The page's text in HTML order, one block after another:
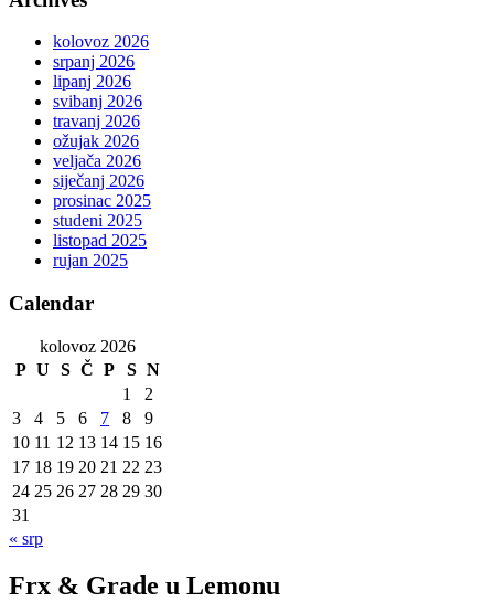
kolovoz 2026
srpanj 2026
lipanj 2026
svibanj 2026
travanj 2026
ožujak 2026
veljača 2026
siječanj 2026
prosinac 2025
studeni 2025
listopad 2025
rujan 2025
Calendar
kolovoz 2026
P U S Č P S N
1
2
3
4 5 6 7 8
9
10 11 12 13 14 15 16
17 18 19 20 21 22 23
24 25 26 27 28 29 30
31
« srp
Frx & Grade u Lemonu